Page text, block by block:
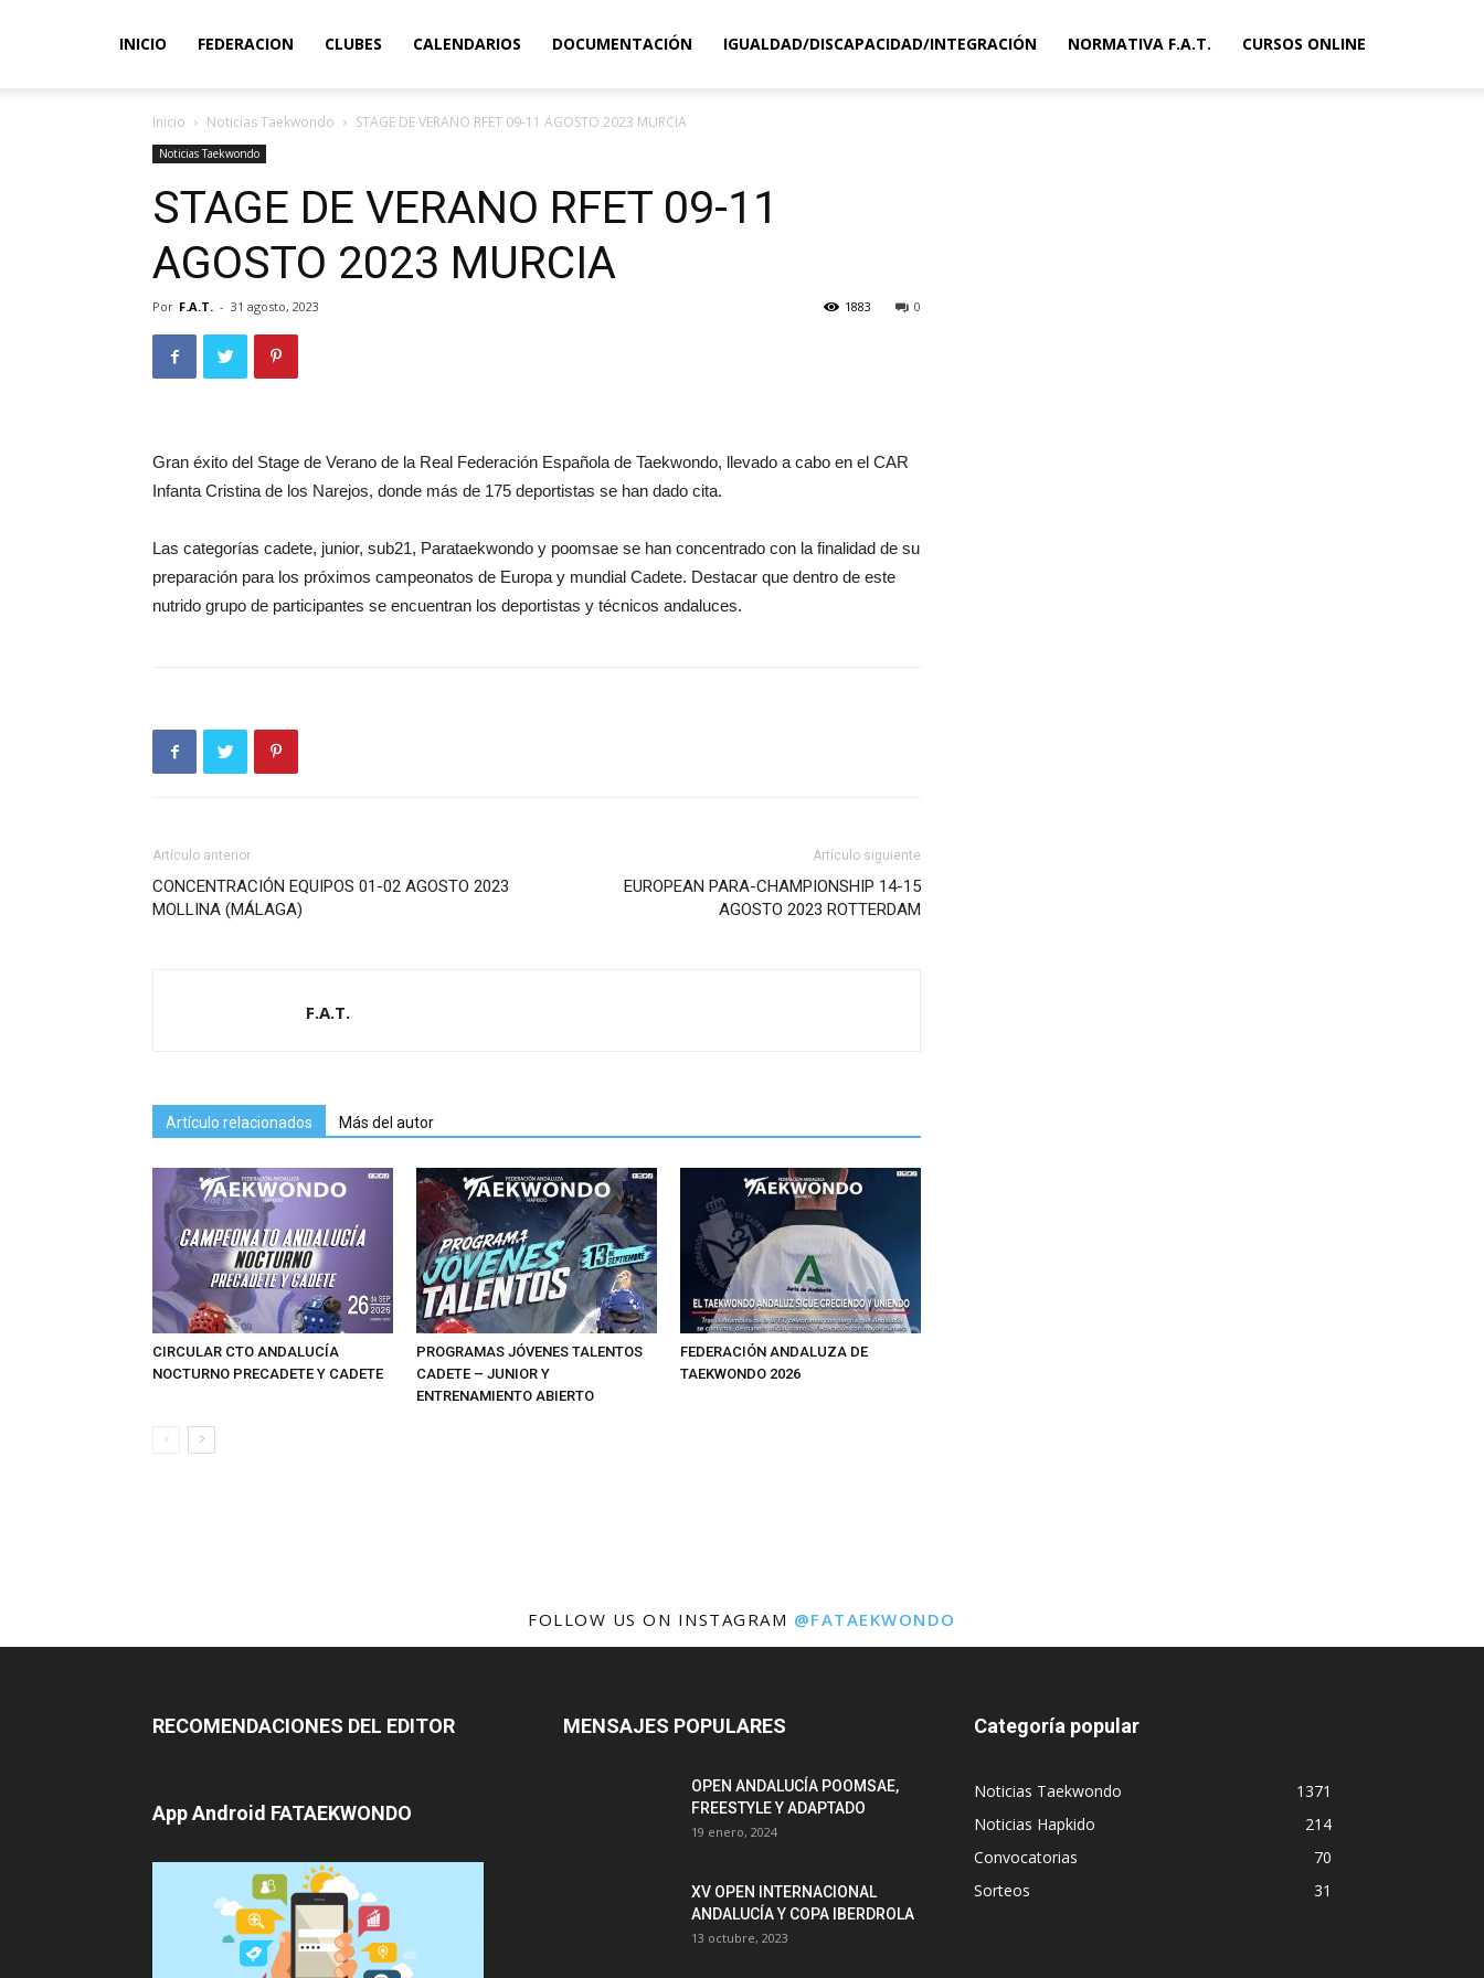
INICIO FEDERACION CLUBES CALENDARIOS DOCUMENTACIÓN IGUALDAD/DISCAPACIDAD/INTEGRACIÓN NORMATIVA F.A.T. CURSOS ONLINE
Inicio Noticias Taekwondo STAGE DE VERANO RFET 09-11 AGOSTO 2023 MURCIA
Noticias Taekwondo
STAGE DE VERANO RFET 09-11
AGOSTO 2023 MURCIA
Por F.A.T. - 31 agosto, 2023 0
1883
Gran éxito del Stage de Verano de la Real Federación Española de Taekwondo, llevado a cabo en el CAR
Infanta Cristina de los Narejos, donde más de 175 deportistas se han dado cita.
Las categorías cadete, junior, sub21, Parataekwondo y poomsae se han concentrado con la finalidad de su
preparación para los próximos campeonatos de Europa y mundial Cadete. Destacar que dentro de este
nutrido grupo de participantes se encuentran los deportistas y técnicos andaluces.
Artículo anterior
CONCENTRACIÓN EQUIPOS 01-02 AGOSTO 2023
MOLLINA (MÁLAGA)
Artículo siguiente
EUROPEAN PARA-CHAMPIONSHIP 14-15
AGOSTO 2023 ROTTERDAM
F.A.T.
Artículo relacionados Más del autor
CIRCULAR CTO ANDALUCÍA
NOCTURNO PRECADETE Y CADETE
PROGRAMAS JÓVENES TALENTOS
CADETE – JUNIOR Y
ENTRENAMIENTO ABIERTO
FEDERACIÓN ANDALUZA DE
TAEKWONDO 2026
FOLLOW US ON INSTAGRAM @FATAEKWONDO
RECOMENDACIONES DEL EDITOR
App Android FATAEKWONDO
MENSAJES POPULARES
OPEN ANDALUCÍA POOMSAE,
FREESTYLE Y ADAPTADO
19 enero, 2024
XV OPEN INTERNACIONAL
ANDALUCÍA Y COPA IBERDROLA
13 octubre, 2023
Categoría popular
Noticias Taekwondo
1371
Noticias Hapkido
214
Convocatorias
70
Sorteos
31